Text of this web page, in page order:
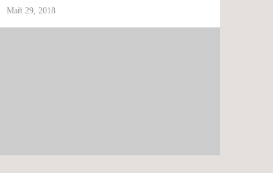
Май 29, 2018
# ВОДА